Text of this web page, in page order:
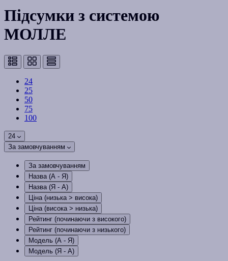
Підсумки з системою
МОЛЛЕ
24
25
50
75
100
24
За замовчуванням
За замовчуванням
Назва (А - Я)
Назва (Я - А)
Ціна (низька > висока)
Ціна (висока > низька)
Рейтинг (починаючи з високого)
Рейтинг (починаючи з низького)
Модель (А - Я)
Модель (Я - А)